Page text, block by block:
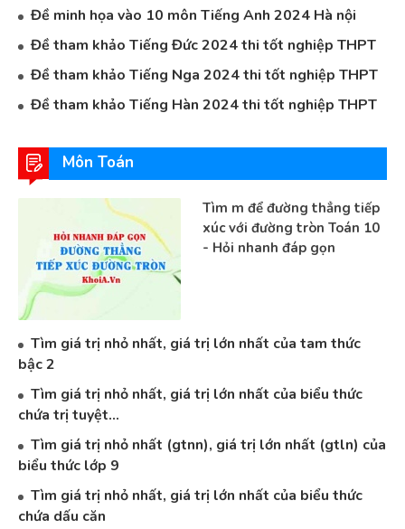
Đề minh họa vào 10 môn Tiếng Anh 2024 Hà nội
Đề tham khảo Tiếng Đức 2024 thi tốt nghiệp THPT
Đề tham khảo Tiếng Nga 2024 thi tốt nghiệp THPT
Đề tham khảo Tiếng Hàn 2024 thi tốt nghiệp THPT
Môn Toán
Tìm m để đường thẳng tiếp
xúc với đường tròn Toán 10
- Hỏi nhanh đáp gọn
Tìm giá trị nhỏ nhất, giá trị lớn nhất của tam thức
bậc 2
Tìm giá trị nhỏ nhất, giá trị lớn nhất của biểu thức
chứa trị tuyệt...
Tìm giá trị nhỏ nhất (gtnn), giá trị lớn nhất (gtln) của
biểu thức lớp 9
Tìm giá trị nhỏ nhất, giá trị lớn nhất của biểu thức
chứa dấu căn